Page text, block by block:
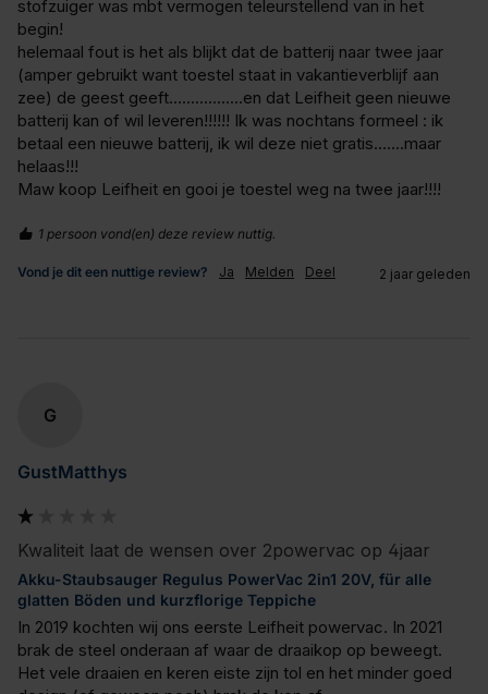
stofzuiger was mbt vermogen teleurstellend van in het
begin!
helemaal fout is het als blijkt dat de batterij naar twee jaar
(amper gebruikt want toestel staat in vakantieverblijf aan
zee) de geest geeft.................en dat Leifheit geen nieuwe
batterij kan of wil leveren!!!!!! Ik was nochtans formeel : ik
betaal een nieuwe batterij, ik wil deze niet gratis.......maar
helaas!!!
Maw koop Leifheit en gooi je toestel weg na twee jaar!!!!
1 persoon vond(en) deze review nuttig.
Vond je dit een nuttige review? Ja Melden Deel 2 jaar geleden
G
GustMatthys
Kwaliteit laat de wensen over 2powervac op 4jaar
Akku-Staubsauger Regulus PowerVac 2in1 20V, für alle
glatten Böden und kurzflorige Teppiche
In 2019 kochten wij ons eerste Leifheit powervac. In 2021
brak de steel onderaan af waar de draaikop op beweegt.
Het vele draaien en keren eiste zijn tol en het minder goed